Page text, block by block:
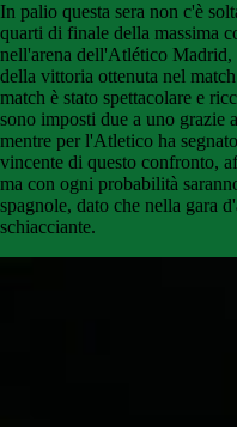
In palio questa sera non c'è
quarti di finale della massima
nell'arena dell'Atlético
della vittoria ottenuta nel
match è stato spettacolare e
sono imposti due a uno
mentre per l'Atletico ha
vincente di questo confronto,
ma con ogni probabilità
spagnole, dato che nella gara
schiacciante.